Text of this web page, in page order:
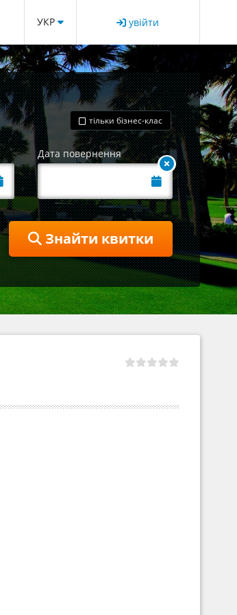
УКР увійти
тільки бізнес-клас
Дата повернення
Знайти квитки